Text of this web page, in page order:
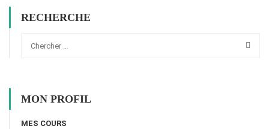
RECHERCHE
MON PROFIL
MES COURS